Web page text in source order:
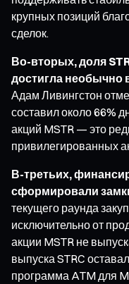
крупных позиций
сделок.
Во-вторых, доля
достигла необычно
Адам Ливингстон
составил около 66%
акций MSTR — это
привилегированных
В-третьих,
сформировали
текущего раунда
исключительно от
акции MSTR не
выпуска STRC
программа ATM для